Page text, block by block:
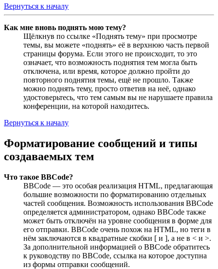
Вернуться к началу
Как мне вновь поднять мою тему?
Щёлкнув по ссылке «Поднять тему» при просмотре
темы, вы можете «поднять» её в верхнюю часть первой
страницы форума. Если этого не происходит, то это
означает, что возможность поднятия тем могла быть
отключена, или время, которое должно пройти до
повторного поднятия темы, ещё не прошло. Также
можно поднять тему, просто ответив на неё, однако
удостоверьтесь, что тем самым вы не нарушаете правила
конференции, на которой находитесь.
Вернуться к началу
Форматирование сообщений и типы
создаваемых тем
Что такое BBCode?
BBCode — это особая реализация HTML, предлагающая
большие возможности по форматированию отдельных
частей сообщения. Возможность использования BBCode
определяется администратором, однако BBCode также
может быть отключён на уровне сообщения в форме для
его отправки. BBCode очень похож на HTML, но теги в
нём заключаются в квадратные скобки [ и ], а не в < и >.
За дополнительной информацией о BBCode обратитесь
к руководству по BBCode, ссылка на которое доступна
из формы отправки сообщений.